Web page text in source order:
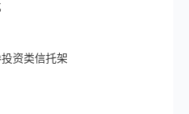
资类信托架